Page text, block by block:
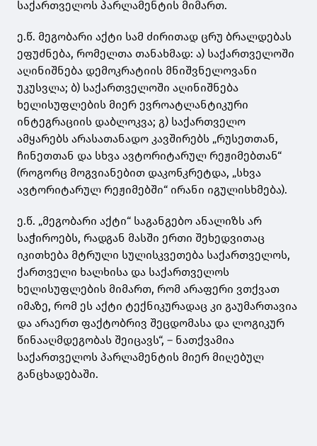
საქართველოს პარლამენტის მიმართ.
ე.წ. მეგობარი აქტი სამ ძირითად ცრუ ბრალდებას
ეფუძნება, რომელთა თანახმად: ა) საქართველოში
აღინიშნება დემოკრატიის მნიშვნელოვანი
უკუსვლა; ბ) საქართველოში აღინიშნება
ხელისუფლების მიერ ევროატლანტიკური
ინტეგრაციის დაბლოკვა; გ) საქართველო
ამყარებს არასათანადო კავშირებს „რუსეთთან,
ჩინეთთან და სხვა ავტორიტარულ რეჟიმებთან“
(როგორც მოგვიანებით დაკონკრეტდა, „სხვა
ავტორიტარულ რეჟიმებში“ ირანი იგულისხმება).
ე.წ. „მეგობარი აქტი“ საგანგებო ანალიზს არ
საჭიროებს, რადგან მასში ერთი შეხედვითაც
იკითხება მტრული სულისკვეთება საქართველოს,
ქართველი ხალხისა და საქართველოს
ხელისუფლების მიმართ, რომ არაფერი ვთქვათ
იმაზე, რომ ეს აქტი ტექნიკურადაც კი გაუმართავია
და არაერთ ფაქტობრივ შეცდომასა და ლოგიკურ
წინააღმდეგობას შეიცავს“, – ნათქვამია
საქართველოს პარლამენტის მიერ მიღებულ
განცხადებაში.